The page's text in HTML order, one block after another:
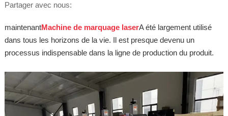
Partager avec nous:
maintenantMachine de marquage laserA été largement utilisé
dans tous les horizons de la vie. Il est presque devenu un
processus indispensable dans la ligne de production du produit.